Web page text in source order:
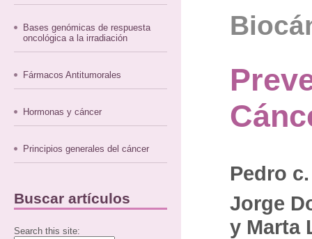
Bases genómicas de respuesta
oncológica a la irradiación
Fármacos Antitumorales
Hormonas y cáncer
Principios generales del cáncer
Buscar artículos
Search this site:
Pedro
Jorge
y Marta